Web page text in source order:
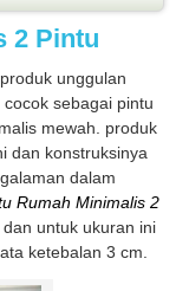
2 Pintu
unggulan
sebagai pintu
mewah. produk
dan konstruksinya
dalam
Rumah Minimalis 2
untuk ukuran ini
ketebalan 3 cm.